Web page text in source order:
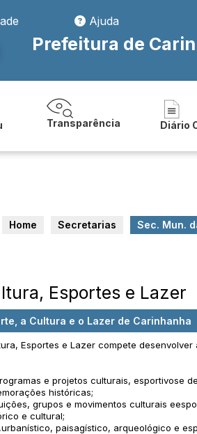
Ajuda
Prefeitura de
Transparência Diário
Home Secretarias Sec. Mun.
Esportes e Lazer
a Cultura e o Lazer de Carinhanha
Esportes e Lazer compete
e projetos culturais, esportivose
históricas;
grupos e movimentos culturais
e cultural;
paisagístico, arqueológico e